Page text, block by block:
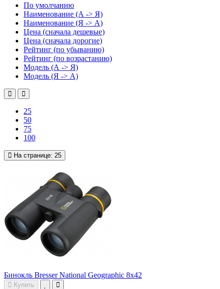
По умолчанию
Наименование (А -> Я)
Наименование (Я -> А)
Цена (сначала дешевые)
Цена (сначала дорогие)
Рейтинг (по убыванию)
Рейтинг (по возрастанию)
Модель (А -> Я)
Модель (Я -> А)
25
50
75
100
На странице: 25
Бинокль Bresser National Geographic 8x42
Купить